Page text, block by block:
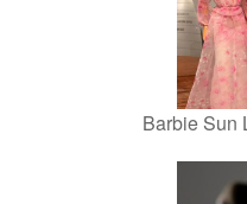
Barbie Sun